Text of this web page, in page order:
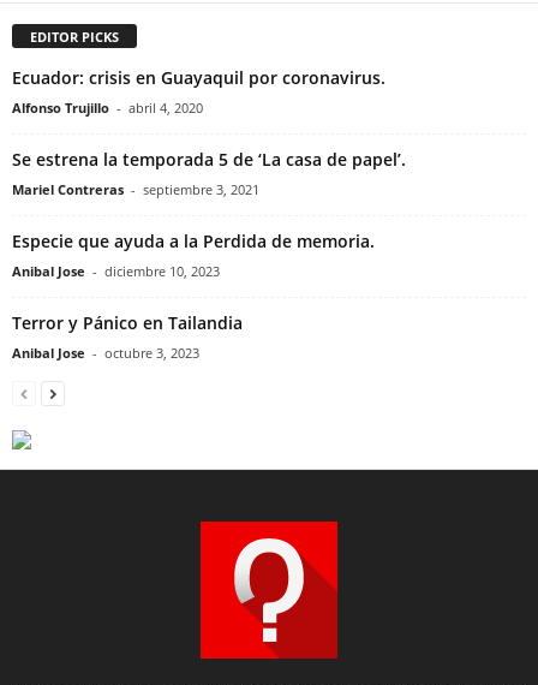
EDITOR PICKS
Ecuador: crisis en Guayaquil por coronavirus.
Alfonso Trujillo - abril 4, 2020
Se estrena la temporada 5 de ‘La casa de papel’.
Mariel Contreras - septiembre 3, 2021
Especie que ayuda a la Perdida de memoria.
Anibal Jose - diciembre 10, 2023
Terror y Pánico en Tailandia
Anibal Jose - octubre 3, 2023